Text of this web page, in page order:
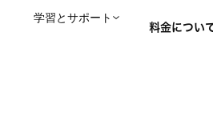
学習とサポート
料金につい